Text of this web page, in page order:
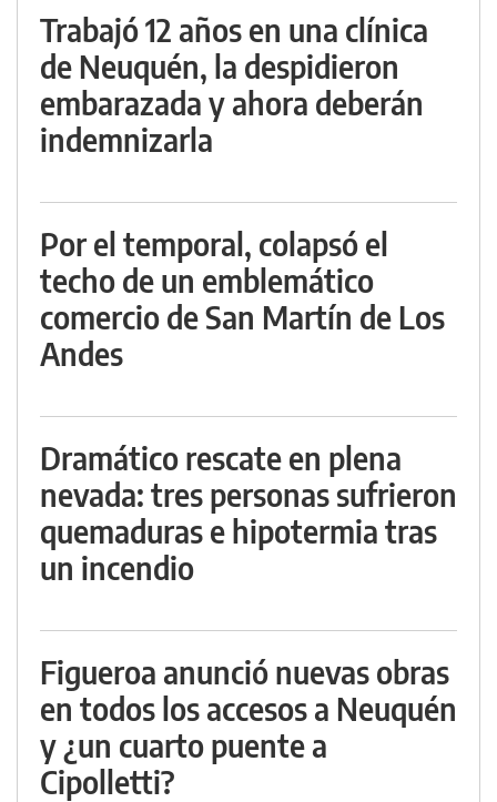
Trabajó 12 años en una clínica
de Neuquén, la despidieron
embarazada y ahora deberán
indemnizarla
Por el temporal, colapsó el
techo de un emblemático
comercio de San Martín de Los
Andes
Dramático rescate en plena
nevada: tres personas sufrieron
quemaduras e hipotermia tras
un incendio
Figueroa anunció nuevas obras
en todos los accesos a Neuquén
y ¿un cuarto puente a
Cipolletti?